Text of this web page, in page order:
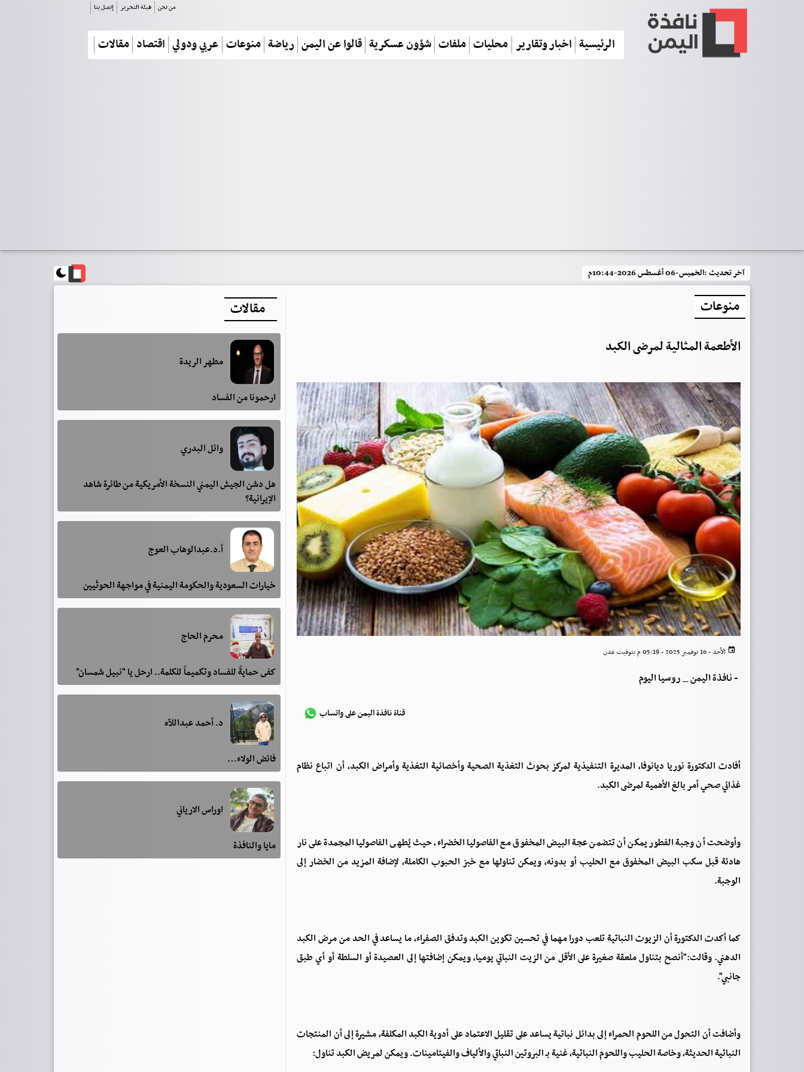
من نحن هيئة التحرير إتصل بنا
الرئيسية اخبار وتقارير محليات ملفات شؤون عسكرية قالوا عن اليمن رياضة منوعات عربي ودولي اقتصاد مقالات
آخر تحديث :الخميس-06 أغسطس 2026-10:44م
منوعات
الأطعمة المثالية لمرضى الكبد
الأحد - 16 نوفمبر 2025 - 05:19 م بتوقيت عدن
-نافذة اليمن _ روسيا اليوم
قناة نافذة اليمن على واتساب
أفادت الدكتورة نوريا ديانوفا، المديرة التنفيذية لمركز بحوث التغذية الصحية وأخصائية التغذية وأمراض الكبد، أن اتباع نظام
غذائي صحي أمر بالغ الأهمية لمرضى الكبد.
وأوضحت أن وجبة الفطور يمكن أن تتضمن عجة البيض المخفوق مع الفاصوليا الخضراء، حيث يُطهى الفاصوليا المجمدة على نار
هادئة قبل سكب البيض المخفوق مع الحليب أو بدونه، ويمكن تناولها مع خبز الحبوب الكاملة، لإضافة المزيد من الخضار إلى
الوجبة.
كما أكدت الدكتورة أن الزيوت النباتية تلعب دورا مهما في تحسين تكوين الكبد وتدفق الصفراء، ما يساعد في الحد من مرض الكبد
الدهني. وقالت:"أنصح بتناول ملعقة صغيرة على الأقل من الزيت النباتي يوميا، ويمكن إضافتها إلى العصيدة أو السلطة أو أي طبق
جانبي".
وأضافت أن التحول من اللحوم الحمراء إلى بدائل نباتية يساعد على تقليل الاعتماد على أدوية الكبد المكلفة، مشيرة إلى أن المنتجات
النباتية الحديثة، وخاصة الحليب واللحوم النباتية، غنية بـ البروتين النباتي والألياف والفيتامينات. ويمكن لمريض الكبد تناول:
مقالات
مطهر الريدة
ارحمونا من الفساد
وائل البدري
هل دشن الجيش اليمني النسخة الأمريكية من طائرة شاهد
الإيرانية؟
أ.د.عبدالوهاب العوج
خيارات السعودية والحكومة اليمنية في مواجهة الحوثيين
محرم الحاج
كفى حمايةً للفساد وتكميماً للكلمة.. ارحل يا "نبيل شمسان"
د. أحمد عبداللآه
فائض الولاء…
اوراس الارياني
مايا والنافذة